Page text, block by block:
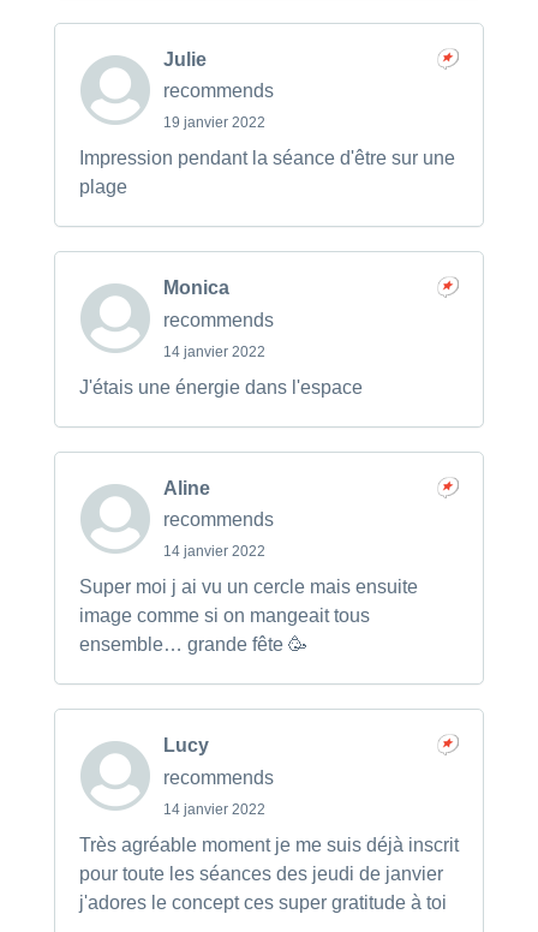
Julie
recommends
19 janvier 2022
Impression pendant la séance d'être sur une
plage
Monica
recommends
14 janvier 2022
J'étais une énergie dans l'espace
Aline
recommends
14 janvier 2022
Super moi j ai vu un cercle mais ensuite
image comme si on mangeait tous
ensemble… grande fête 🥳
Lucy
recommends
14 janvier 2022
Très agréable moment je me suis déjà inscrit
pour toute les séances des jeudi de janvier
j'adores le concept ces super gratitude à toi